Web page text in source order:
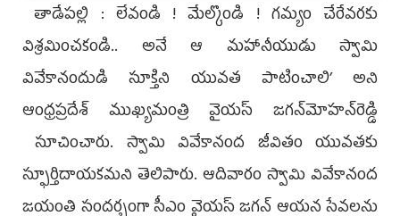
తాడేపల్లి : లేవండి ! మేల్కొండి ! గమ్యం చేరేవరకు
విశ్రమించకండి.. అనే ఆ మహానీయుడు స్వామి
వివేకానందుడి సూక్తిని యువత పాటించాలి’ అని
ఆంధ్రప్రదేశ్‌ ముఖ్యమంత్రి వైయ‌స్‌ జగన్‌మోహన్‌రెడ్డి
సూచించారు. స్వామి వివేకానంద జీవితం యువతకు
స్ఫూర్తిదాయకమని తెలిపారు. ఆదివారం స్వామి వివేకానంద
జయంతి సందర్భంగా సీఎం వైయ‌స్‌ జగన్‌ ఆయన సేవలను